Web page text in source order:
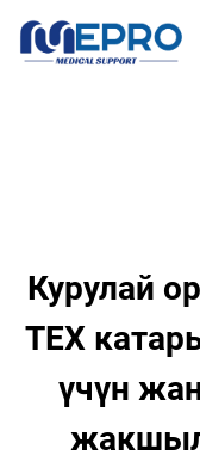
Курулай
TEX
үчүн